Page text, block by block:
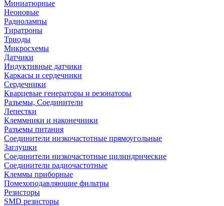
Миниатюрные
Неоновые
Радиолампы
Тиратроны
Триоды
Микросхемы
Датчики
Индуктивные датчики
Каркасы и сердечники
Сердечники
Кварцевые генераторы и резонаторы
Разъемы, Соединители
Лепестки
Клеммники и наконечники
Разъемы питания
Соединители низкочастотные прямоугольные
Заглушки
Соединители низкочастотные цилиндрические
Соединители радиочастотные
Клеммы приборные
Помехоподавляющие фильтры
Резисторы
SMD резисторы